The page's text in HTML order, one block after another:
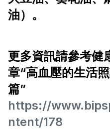
油）。
更多資訊請參考健
章“高血壓的生活
篇”
https://
ntent/178